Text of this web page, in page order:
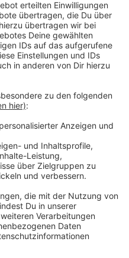
Ihre
YouTube
zu laden!
Videoinhalte
Service kann
Aktivitäten
Sie die
zu, um dieses
normales Leben mit